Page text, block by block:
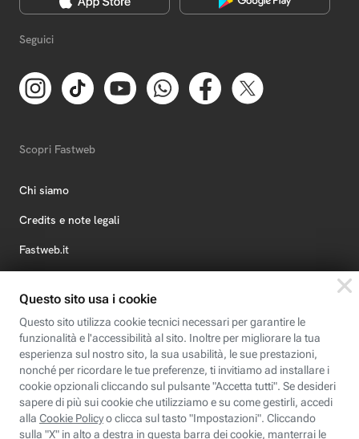
Seguici
Scopri Fastweb
Chi siamo
Credits e note legali
Fastweb.it
Fastweb Digital Academy
STEP FuturAbility District